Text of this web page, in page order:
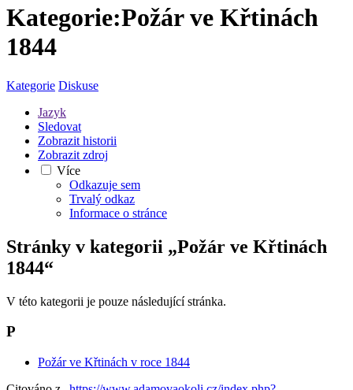
Kategorie:Požár ve Křtinách
1844
Kategorie Diskuse
Jazyk
Sledovat
Zobrazit historii
Zobrazit zdroj
Více
Odkazuje sem
Trvalý odkaz
Informace o stránce
Stránky v kategorii „Požár ve Křtinách
1844“
V této kategorii je pouze následující stránka.
P
Požár ve Křtinách v roce 1844